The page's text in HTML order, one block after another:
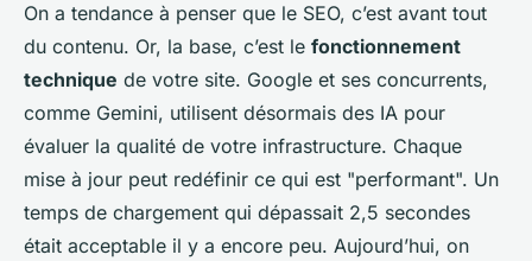
On a tendance à penser que le SEO, c’est avant tout
du contenu. Or, la base, c’est le fonctionnement
technique de votre site. Google et ses concurrents,
comme Gemini, utilisent désormais des IA pour
évaluer la qualité de votre infrastructure. Chaque
mise à jour peut redéfinir ce qui est "performant". Un
temps de chargement qui dépassait 2,5 secondes
était acceptable il y a encore peu. Aujourd’hui, on